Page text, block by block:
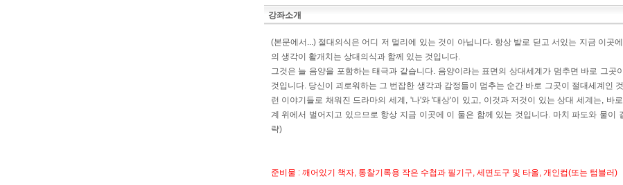
강좌소개
(본문에서...) 절대의식은 어디 저 멀리에 있는 것이 아닙니다. 항상 발로 딛고 서있는 지금 이곳
의 생각이 활개치는 상대의식과 함께 있는 것입니다.
그것은 늘 음양을 포함하는 태극과 같습니다. 음양이라는 표면의 상대세계가 멈추면 바로 그곳
것입니다. 당신이 괴로워하는 그 번잡한 생각과 감정들이 멈추는 순간 바로 그곳이 절대세계인
런 이야기들로 채워진 드라마의 세계, '나'와 '대상'이 있고, 이것과 저것이 있는 상대 세계는, 바
계 위에서 벌어지고 있으므로 항상 지금 이곳에 이 둘은 함께 있는 것입니다. 마치 파도와 물이
략)
준비물 : 깨어있기 책자, 통찰기록용 작은 수첩과 필기구, 세면도구 및 타올, 개인컵(또는 텀블러)